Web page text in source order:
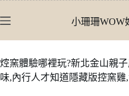
至
內
容
小珊珊WOW
焢窯體驗哪裡玩?新北金山親
味,內行人才知道隱藏版控窯